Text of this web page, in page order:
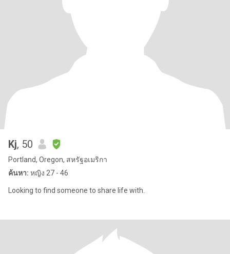
Kj, 50
Portland, Oregon, สหรัฐอเมริกา
ค้นหา: หญิง 27 - 46
Looking to find someone to share life with.